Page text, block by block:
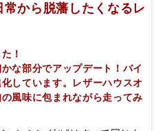
から脱藩したくなるレ
！
な部分でアップデート！バイ
しています。レザーハウスオ
風味に包まれながら走ってみ